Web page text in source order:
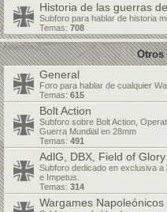
Historia de las guerras
Subforo para hablar de historia
Temas: 708
Otros
General
Foro para hablar de cualquier
Temas: 615
Bolt Action
Subforo sobre Bolt Action,
Guerra Mundial en 28mm
Temas: 491
AdlG, DBX, Field of
Subforo dedicado en exclusiva
e Impetus.
Temas: 314
Wargames Napoleónicos